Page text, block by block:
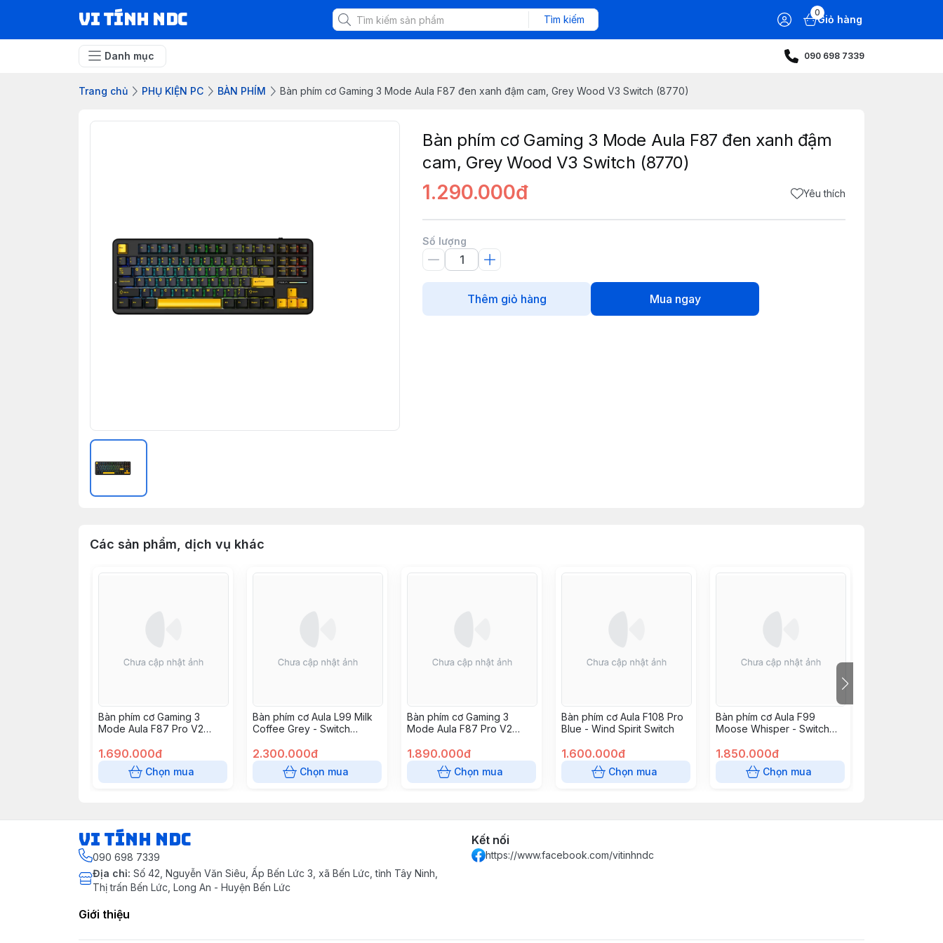
VI TÍNH NDC Tìm kiếm
0
Giỏ hàng
Danh mục 090 698 7339
Trang chủ PHỤ KIỆN PC BÀN PHÍM Bàn phím cơ Gaming 3 Mode Aula F87 đen xanh đậm cam, Grey Wood V3 Switch (8770)
Bàn phím cơ Gaming 3 Mode Aula F87 đen xanh đậm
cam, Grey Wood V3 Switch (8770)
1.290.000đ Yêu thích
Số lượng
Thêm giỏ hàng Mua ngay
Các sản phẩm, dịch vụ khác
Bàn phím cơ Gaming 3
Mode Aula F87 Pro V2
Super God Edition, Meteor
Switch
1.690.000đ
Chọn mua
Bàn phím cơ Aula L99 Milk
Coffee Grey - Switch
2.300.000đ
Chọn mua
Bàn phím cơ Gaming 3
Mode Aula F87 Pro V2
Edition , Meteor Ice Cream
Switch
1.890.000đ
Chọn mua
Bàn phím cơ Aula F108 Pro
Blue - Wind Spirit Switch
1.600.000đ
Chọn mua
Bàn phím cơ Aula F99
Moose Whisper - Switch
1.850.000đ
Chọn mua
VI TÍNH NDC
090 698 7339
Địa chỉ: Số 42, Nguyễn Văn Siêu, Ấp Bến Lức 3, xã Bến Lức, tỉnh Tây Ninh,
Thị trấn Bến Lức, Long An - Huyện Bến Lức
Kết nối
https://www.facebook.com/vitinhndc
Giới thiệu